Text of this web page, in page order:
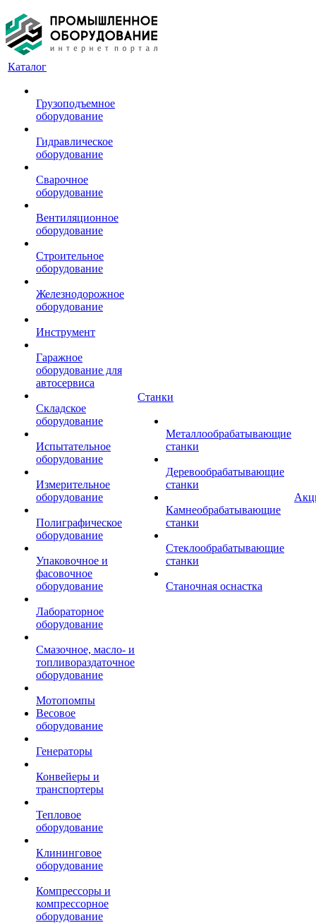
Каталог
Грузоподъемное
оборудование
Гидравлическое
оборудование
Сварочное
оборудование
Вентиляционное
оборудование
Строительное
оборудование
Железнодорожное
оборудование
Инструмент
Гаражное
оборудование для
автосервиса
Складское
оборудование
Испытательное
оборудование
Измерительное
оборудование
Полиграфическое
оборудование
Упаковочное и
фасовочное
оборудование
Лабораторное
оборудование
Смазочное, масло- и
топливораздаточное
оборудование
Мотопомпы
Весовое
оборудование
Генераторы
Конвейеры и
транспортеры
Тепловое
оборудование
Клининговое
оборудование
Компрессоры и
компрессорное
оборудование
Станки
Металлообрабатывающие
станки
Деревообрабатывающие
станки
Камнеобрабатывающие
станки
Стеклообрабатывающие
станки
Станочная оснастка